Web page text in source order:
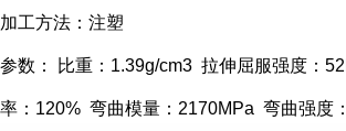
加工方法：注塑
参数： 比重：1.39g/cm3 拉伸屈服强度：
率：120% 弯曲模量：2170MPa 弯曲强度